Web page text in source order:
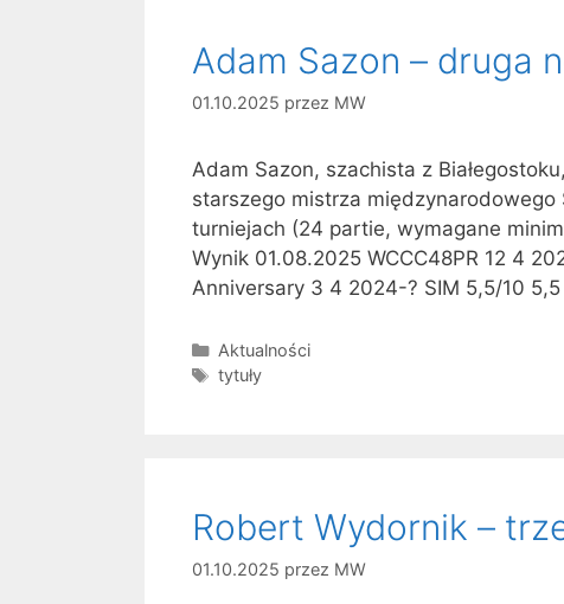
Adam Sazon – druga
01.10.2025 przez MW
Adam Sazon, szachista z
starszego mistrza międzynarodowego
turniejach (24 partie, wymagane
Wynik 01.08.2025 WCCC48PR 12 4
Anniversary 3 4 2024-? SIM 5,5/10
Kategorie
Aktualności
Tagi
tytuły
Robert Wydornik –
01.10.2025 przez MW